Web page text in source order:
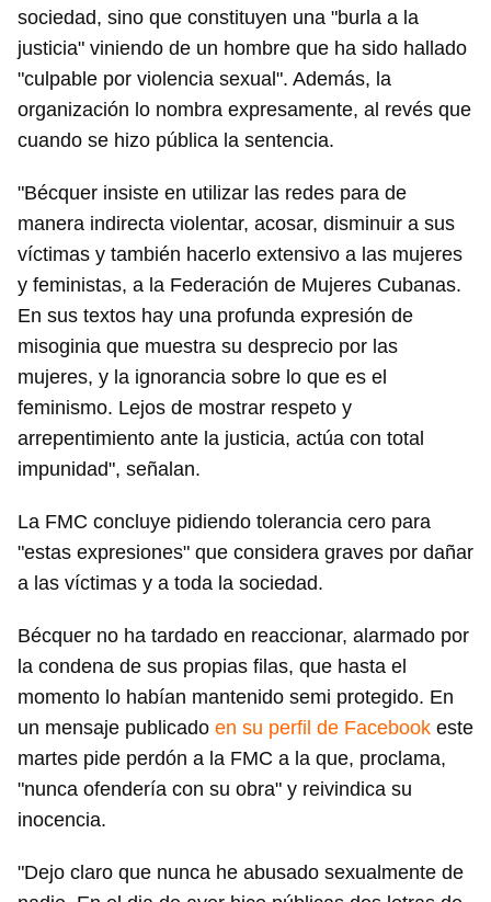
sociedad, sino que constituyen una "burla a la
justicia" viniendo de un hombre que ha sido hallado
"culpable por violencia sexual". Además, la
organización lo nombra expresamente, al revés que
cuando se hizo pública la sentencia.
"Bécquer insiste en utilizar las redes para de
manera indirecta violentar, acosar, disminuir a sus
víctimas y también hacerlo extensivo a las mujeres
y feministas, a la Federación de Mujeres Cubanas.
En sus textos hay una profunda expresión de
misoginia que muestra su desprecio por las
mujeres, y la ignorancia sobre lo que es el
feminismo. Lejos de mostrar respeto y
arrepentimiento ante la justicia, actúa con total
impunidad", señalan.
La FMC concluye pidiendo tolerancia cero para
"estas expresiones" que considera graves por dañar
a las víctimas y a toda la sociedad.
Bécquer no ha tardado en reaccionar, alarmado por
la condena de sus propias filas, que hasta el
momento lo habían mantenido semi protegido. En
un mensaje publicado en su perfil de Facebook este
martes pide perdón a la FMC a la que, proclama,
"nunca ofendería con su obra" y reivindica su
inocencia.
"Dejo claro que nunca he abusado sexualmente de